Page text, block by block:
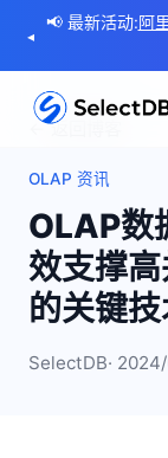
◂
📢 最新活动:
← 返回博客
OLAP 资讯
OLAP数
效支撑
的关键
SelectDB·